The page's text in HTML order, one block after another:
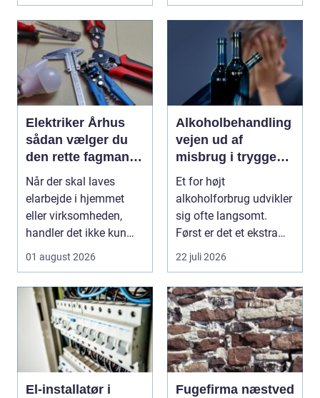
Elektriker Århus
sådan vælger du
den rette fagmand
til opgaven
Når der skal laves
elarbejde i hjemmet
eller virksomheden,
handler det ikke kun
om pris. Sikkerhed, ...
01 august 2026
Alkoholbehandling
vejen ud af
misbrug i trygge
og professionelle
rammer
Et for højt
alkoholforbrug udvikler
sig ofte langsomt.
Først er det et ekstra
glas til weekenden, se...
22 juli 2026
El-installatør i
Fugefirma næstved